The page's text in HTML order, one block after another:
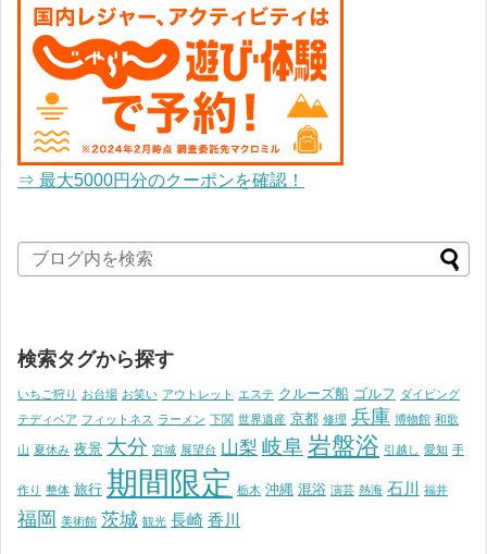
⇒ 最大5000円分のクーポンを確認！
検索タグから探す
いちご狩り お台場 お笑い アウトレット エステ クルーズ船 ゴルフ ダイビング
テディベア フィットネス ラーメン 下関 世界遺産 京都 修理 兵庫 博物館 和歌
山 夏休み 夜景 大分 宮城 展望台 山梨 岐阜岩盤浴 引越し 愛知 手
作り 整体 旅行 期間限定 栃木 沖縄 混浴 演芸 熱海 石川 福井
福岡 美術館 茨城 観光 長崎 香川